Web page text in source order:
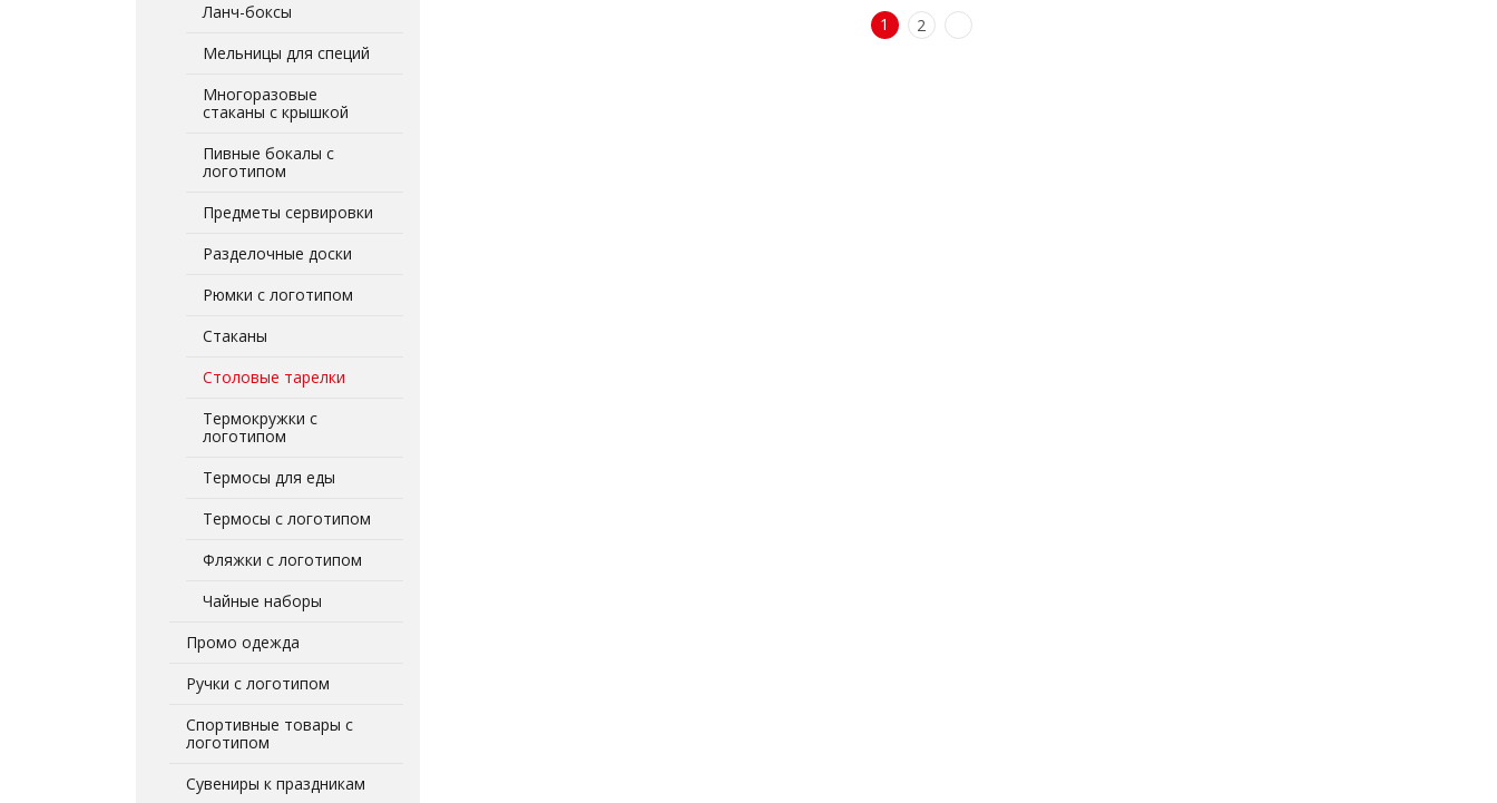
Ланч-боксы
Мельницы для специй
Многоразовые
стаканы с крышкой
Пивные бокалы с
логотипом
Предметы сервировки
Разделочные доски
Рюмки с логотипом
Стаканы
Столовые тарелки
Термокружки с
логотипом
Термосы для еды
Термосы с логотипом
Фляжки с логотипом
Чайные наборы
Промо одежда
Ручки с логотипом
Спортивные товары с
логотипом
Сувениры к праздникам
Избранное
1 2